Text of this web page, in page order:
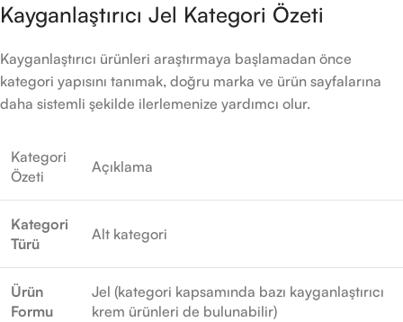
Kayganlaştırıcı Jel Kategori Özeti
Kayganlaştırıcı ürünleri araştırmaya başlamadan önce
kategori yapısını tanımak, doğru marka ve ürün sayfalarına
daha sistemli şekilde ilerlemenize yardımcı olur.
Kategori
Özeti
Açıklama
Kategori
Türü
Alt kategori
Ürün
Formu
Jel (kategori kapsamında bazı kayganlaştırıcı
krem ürünleri de bulunabilir)